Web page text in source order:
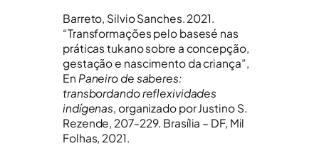
Barreto, Silvio Sanches. 2021.
“Transformações pelo basesé nas
práticas tukano sobre a concepção,
gestação e nascimento da criança”,
En Paneiro de saberes:
transbordando reflexividades
indígenas, organizado por Justino S.
Rezende, 207-229. Brasília – DF, Mil
Folhas, 2021.